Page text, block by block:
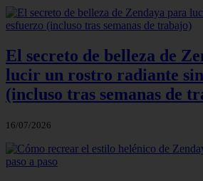
El secreto de belleza de
lucir un rostro radiante
(incluso tras semanas de
16/07/2026